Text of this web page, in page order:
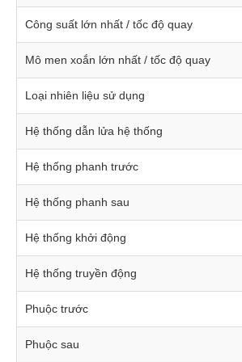
Công suất lớn nhất / tốc độ quay
Mô men xoắn lớn nhất / tốc độ quay
Loại nhiên liệu sử dụng
Hệ thống dẫn lửa hệ thống
Hệ thống phanh trước
Hệ thống phanh sau
Hệ thống khởi động
Hệ thống truyền động
Phuộc trước
Phuộc sau